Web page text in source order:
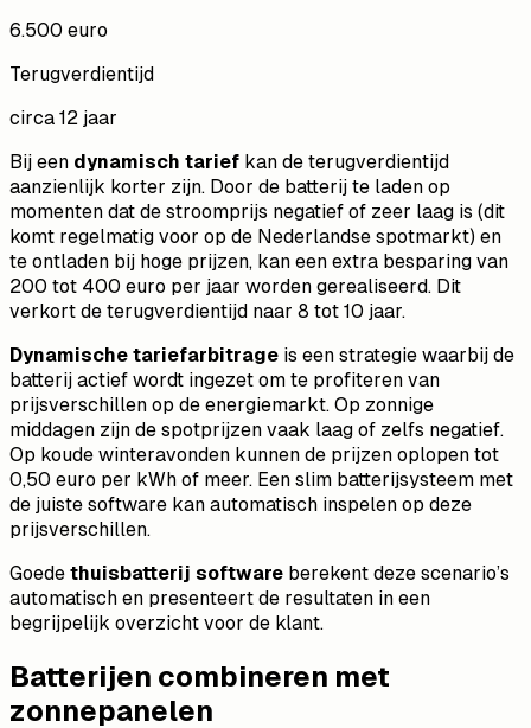
6.500 euro
Terugverdientijd
circa 12 jaar
Bij een dynamisch tarief kan de terugverdientijd
aanzienlijk korter zijn. Door de batterij te laden op
momenten dat de stroomprijs negatief of zeer laag is (dit
komt regelmatig voor op de Nederlandse spotmarkt) en
te ontladen bij hoge prijzen, kan een extra besparing van
200 tot 400 euro per jaar worden gerealiseerd. Dit
verkort de terugverdientijd naar 8 tot 10 jaar.
Dynamische tariefarbitrage is een strategie waarbij de
batterij actief wordt ingezet om te profiteren van
prijsverschillen op de energiemarkt. Op zonnige
middagen zijn de spotprijzen vaak laag of zelfs negatief.
Op koude winteravonden kunnen de prijzen oplopen tot
0,50 euro per kWh of meer. Een slim batterijsysteem met
de juiste software kan automatisch inspelen op deze
prijsverschillen.
Goede thuisbatterij software berekent deze scenario’s
automatisch en presenteert de resultaten in een
begrijpelijk overzicht voor de klant.
Batterijen combineren met
zonnepanelen